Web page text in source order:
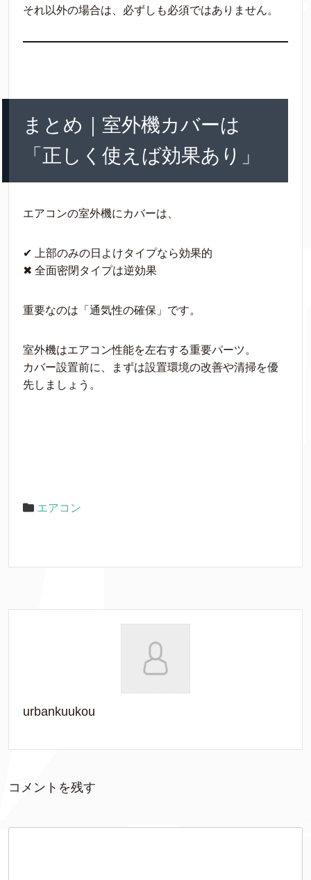
それ以外の場合は、必ずしも必須ではありません。
まとめ｜室外機カバーは
「正しく使えば効果あり」
エアコンの室外機にカバーは、
✔ 上部のみの日よけタイプなら効果的
✖ 全面密閉タイプは逆効果
重要なのは「通気性の確保」です。
室外機はエアコン性能を左右する重要パーツ。
カバー設置前に、まずは設置環境の改善や清掃を優
先しましょう。
エアコン
urbankuukou
コメントを残す